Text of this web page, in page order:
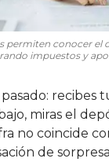
permiten conocer el
impuestos y
recibes
miras el
no coincide
de